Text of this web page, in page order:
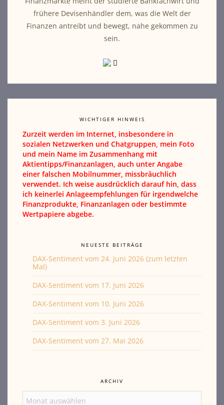
frühere Devisenhändler dem, was die Welt der
Finanzen antreibt und bewegt, nahe gekommen zu
sein.
WICHTIGER HINWEIS
Zurzeit werden im Internet, insbesondere in
sozialen Netzwerken und Chatgruppen, mein Foto
und mein Name im Zusammenhang mit
Aktientipps/Finanzanlagen, auch unter Angabe
einer falschen Mobilnummer, missbräuchlich
verwendet. Ich weise ausdrücklich darauf hin, dass
ich keinerlei Anlageempfehlungen für irgendwelche
Finanzprodukte, Finanzanlagen oder bestimmte
Wertpapiere abgebe.
NEUESTE BEITRÄGE
DAX-Sentiment vom 24. Juni 2026 (zum letzten
Mal)
DAX-Sentiment vom 17. Juni 2026
DAX-Sentiment vom 10. Juni 2026
DAX-Sentiment vom 3. Juni 2026
DAX-Sentiment vom 27. Mai 2026
ARCHIV